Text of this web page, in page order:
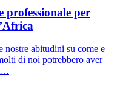
professionale per
nostre abitudini su come e
di noi potrebbero aver